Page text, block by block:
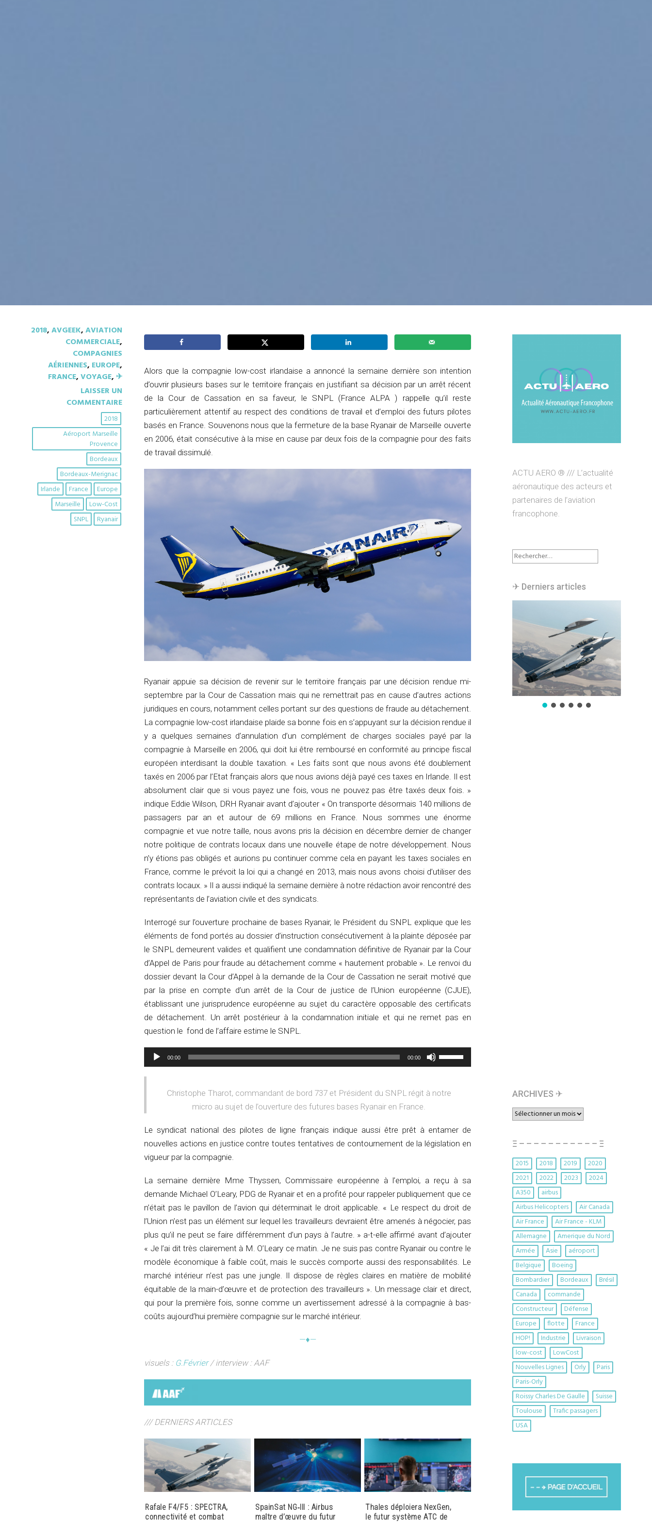
2018,AVGEEK,AVIATION
COMMERCIALE,
COMPAGNIES
AÉRIENNES, EUROPE,
FRANCE,VOYAGE, ✈︎
LAISSER UN
COMMENTAIRE
2018
Aéroport Marseille
Provence
Bordeaux
Bordeaux-Merignac
Europe
France
Irlande
Low-Cost
Marseille
Ryanair
SNPL
Alors que la compagnie low-cost irlandaise a annoncé la semaine dernière son intention
d’ouvrir plusieurs bases sur le territoire français en justifiant sa décision par un arrêt récent
de la Cour de Cassation en sa faveur, le SNPL (France ALPA ) rappelle qu’il reste
particulièrement attentif au respect des conditions de travail et d’emploi des futurs pilotes
basés en France. Souvenons nous que la fermeture de la base Ryanair de Marseille ouverte
en 2006, était consécutive à la mise en cause par deux fois de la compagnie pour des faits
de travail dissimulé.
Ryanair appuie sa décision de revenir sur le territoire français par une décision rendue mi-
septembre par la Cour de Cassation mais qui ne remettrait pas en cause d’autres actions
juridiques en cours, notamment celles portant sur des questions de fraude au détachement.
La compagnie low-cost irlandaise plaide sa bonne fois en s’appuyant sur la décision rendue il
y a quelques semaines d’annulation d’un complément de charges sociales payé par la
compagnie à Marseille en 2006, qui doit lui être remboursé en conformité au principe fiscal
européen interdisant la double taxation. « Les faits sont que nous avons été doublement
taxés en 2006 par l’Etat français alors que nous avions déjà payé ces taxes en Irlande. Il est
absolument clair que si vous payez une fois, vous ne pouvez pas être taxés deux fois. »
indique Eddie Wilson, DRH Ryanair avant d’ajouter « On transporte désormais 140 millions de
passagers par an et autour de 69 millions en France. Nous sommes une énorme
compagnie et vue notre taille, nous avons pris la décision en décembre dernier de changer
notre politique de contrats locaux dans une nouvelle étape de notre développement. Nous
n’y étions pas obligés et aurions pu continuer comme cela en payant les taxes sociales en
France, comme le prévoit la loi qui a changé en 2013, mais nous avons choisi d’utiliser des
contrats locaux. » Il a aussi indiqué la semaine dernière à notre rédaction avoir rencontré des
représentants de l’aviation civile et des syndicats.
Interrogé sur l’ouverture prochaine de bases Ryanair, le Président du SNPL explique que les
éléments de fond portés au dossier d’instruction consécutivement à la plainte déposée par
le SNPL demeurent valides et qualifient une condamnation définitive de Ryanair par la Cour
d’Appel de Paris pour fraude au détachement comme « hautement probable ». Le renvoi du
dossier devant la Cour d’Appel à la demande de la Cour de Cassation ne serait motivé que
par la prise en compte d’un arrêt de la Cour de justice de l’Union européenne (CJUE),
établissant une jurisprudence européenne au sujet du caractère opposable des certificats
de détachement. Un arrêt postérieur à la condamnation initiale et qui ne remet pas en
question le fond de l’affaire estime le SNPL.
00:00 00:00
Christophe Tharot, commandant de bord 737 et Président du SNPL régit à notre
micro au sujet de l’ouverture des futures bases Ryanair en France.
Le syndicat national des pilotes de ligne français indique aussi être prêt à entamer de
nouvelles actions en justice contre toutes tentatives de contournement de la législation en
vigueur par la compagnie.
La semaine dernière Mme Thyssen, Commissaire européenne à l’emploi, a reçu à sa
demande Michael O’Leary, PDG de Ryanair et en a profité pour rappeler publiquement que ce
n’était pas le pavillon de l’avion qui déterminait le droit applicable. « Le respect du droit de
l’Union n’est pas un élément sur lequel les travailleurs devraient être amenés à négocier, pas
plus qu’il ne peut se faire différemment d’un pays à l’autre. » a-t-elle affirmé avant d’ajouter
« Je l’ai dit très clairement à M. O’Leary ce matin. Je ne suis pas contre Ryanair ou contre le
modèle économique à faible coût, mais le succès comporte aussi des responsabilités. Le
marché intérieur n’est pas une jungle. Il dispose de règles claires en matière de mobilité
équitable de la main-d’œuvre et de protection des travailleurs ». Un message clair et direct,
qui pour la première fois, sonne comme un avertissement adressé à la compagnie à bas-
coûts aujourd’hui première compagnie sur le marché intérieur.
—♦—
visuels : G.Février/ interview : AAF
/// DERNIERS ARTICLES
Rafale F4/F5 : SPECTRA,
connectivité et combat
SpainSat NG‑III : Airbus
maître d’œuvre du futur
Thales déploiera NexGen,
le futur système ATC de
ACTU AERO ® /// L’actualité
aéronautique des acteurs et
partenaires de l’aviation
francophone.
Rechercher :
✈︎ Derniers articles
ARCHIVES ✈︎
ARCHIVES
✈︎
Ξ – – – – – – – – – – – Ξ
2015 2018 2019
2020
2021
2022 2023
2024
A350
airbus
Airbus Helicopters
Air Canada
Air France
Air France - KLM
Allemagne
Amerique du Nord
Armée
Asie
aéroport
Belgique
Boeing
Bombardier
Bordeaux
Brésil
Canada
commande
Constructeur
Défense
Europe
flotte
France
HOP!
Industrie
Livraison
low-cost
LowCost
Nouvelles Lignes
Orly
Paris
Paris-Orly
Roissy Charles De Gaulle
Suisse
Toulouse
Trafic passagers
USA